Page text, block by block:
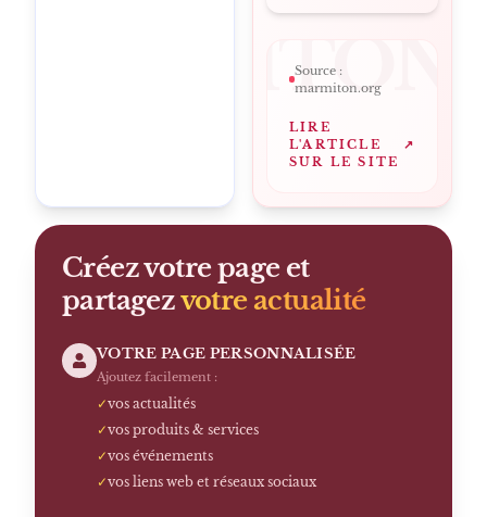
Source :
marmiton.org
LIRE
L'ARTICLE
SUR LE SITE
↗
Créez votre page et
partagezvotre actualité
VOTRE PAGE PERSONNALISÉE
Ajoutez facilement :
✓vos actualités
✓vos produits & services
✓vos événements
✓vos liens web et réseaux sociaux